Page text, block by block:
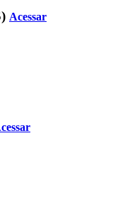
Acessar